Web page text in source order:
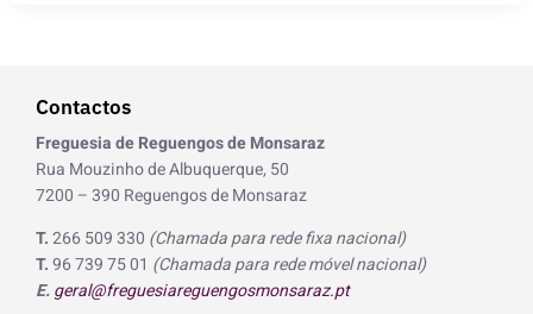
Contactos
Freguesia de Reguengos de Monsaraz
Rua Mouzinho de Albuquerque, 50
7200 – 390 Reguengos de Monsaraz
T.266 509 330 (Chamada para rede fixa nacional)
T.96 739 75 01 (Chamada para rede móvel nacional)
E.geral@freguesiareguengosmonsaraz.pt